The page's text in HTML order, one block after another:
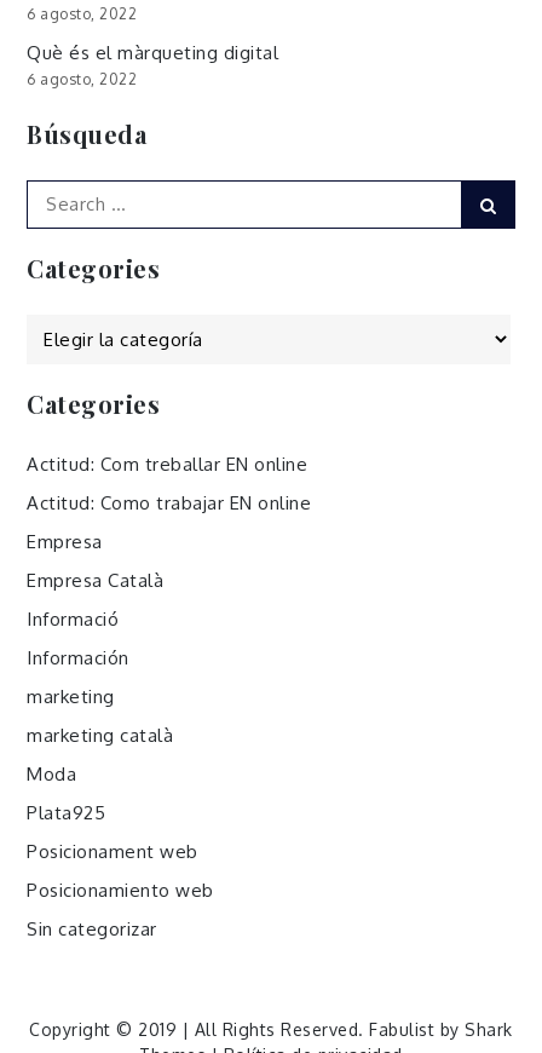
6 agosto, 2022
Què és el màrqueting digital
6 agosto, 2022
Búsqueda
Search
Categories
Categories
Actitud: Com treballar EN online
Actitud: Como trabajar EN online
Empresa
Empresa Català
Informació
Información
marketing
marketing català
Moda
Plata925
Posicionament web
Posicionamiento web
Sin categorizar
Copyright © 2019 | All Rights Reserved. Fabulist by Shark